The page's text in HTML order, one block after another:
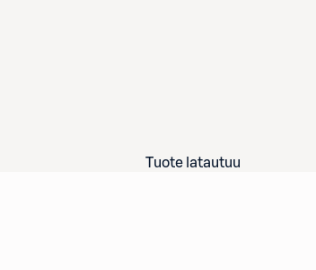
Tuote latautuu